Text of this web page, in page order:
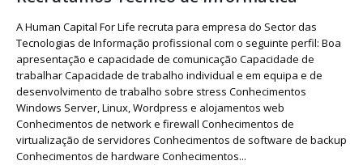
A Human Capital For Life recruta para empresa do Sector das
Tecnologias de Informação profissional com o seguinte perfil: Boa
apresentação e capacidade de comunicação Capacidade de
trabalhar Capacidade de trabalho individual e em equipa e de
desenvolvimento de trabalho sobre stress Conhecimentos
Windows Server, Linux, Wordpress e alojamentos web
Conhecimentos de network e firewall Conhecimentos de
virtualização de servidores Conhecimentos de software de backup
Conhecimentos de hardware Conhecimentos...